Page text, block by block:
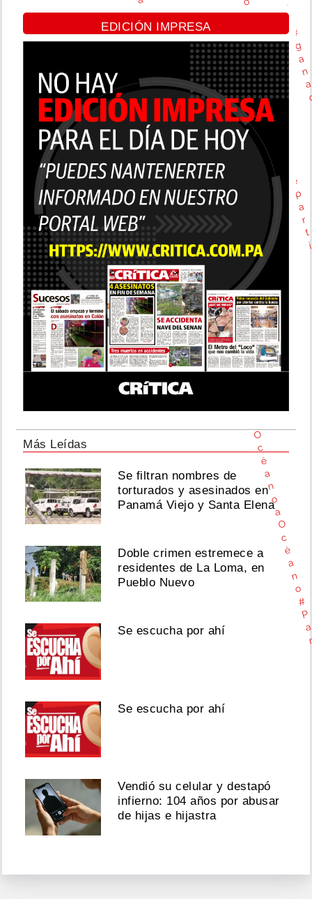
#
a
r
n
c
ó
l
a
m
a
ñ
a
n
a
d
e
h
o
l
#
G
r
a
n
F
d
O
c
é
a
n
o
a
O
c
é
a
n
o
#
P
a
e
#
g
a
n
a
s
c
i
c
l
i
s
t
e
p
a
r
t
i
EDICIÓN IMPRESA
Más Leídas
Se filtran nombres de
torturados y asesinados en
Panamá Viejo y Santa Elena
Doble crimen estremece a
residentes de La Loma, en
Pueblo Nuevo
Se escucha por ahí
Se escucha por ahí
Vendió su celular y destapó
infierno: 104 años por abusar
de hijas e hijastra